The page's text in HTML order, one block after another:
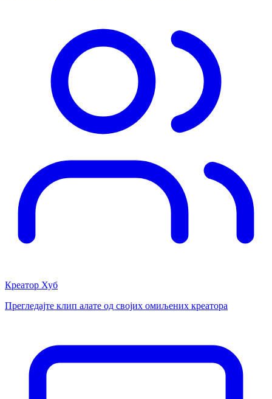
Креатор Хуб
Прегледајте клип алате од својих омиљених креатора